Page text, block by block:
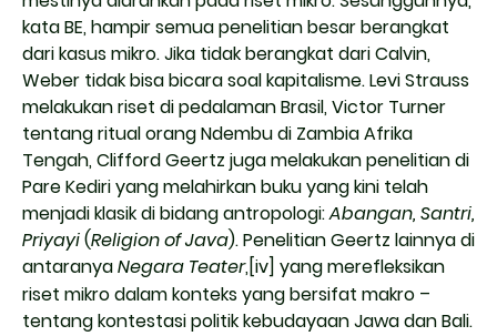
kata BE, hampir semua penelitian besar berangkat
dari kasus mikro. Jika tidak berangkat dari Calvin,
Weber tidak bisa bicara soal kapitalisme. Levi Strauss
melakukan riset di pedalaman Brasil, Victor Turner
tentang ritual orang Ndembu di Zambia Afrika
Tengah, Clifford Geertz juga melakukan penelitian di
Pare Kediri yang melahirkan buku yang kini telah
menjadi klasik di bidang antropologi:Abangan, Santri,
Priyayi(Religion of Java). Penelitian Geertz lainnya di
antaranyaNegara Teater,[iv] yang merefleksikan
riset mikro dalam konteks yang bersifat makro –
tentang kontestasi politik kebudayaan Jawa dan Bali.